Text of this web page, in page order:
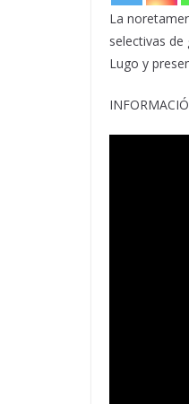
La
selectivas de
Lugo y